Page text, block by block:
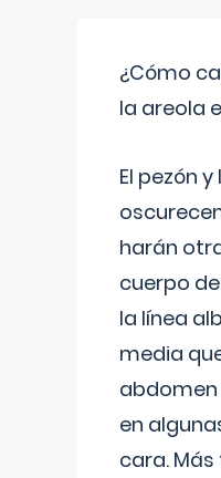
¿Cómo
la areola
El pezón
harán
cuerpo
la línea
media
abdomen
en
cara.